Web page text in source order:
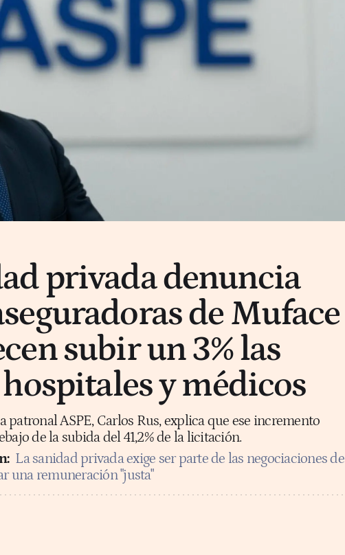
privada denuncia
de Muface
subir un 3% las
y médicos
patronal ASPE, Carlos Rus, explica que ese incremento
de la subida del 41,2% de la licitación.
La sanidad privada exige ser parte de las negociaciones de
una remuneración "justa"